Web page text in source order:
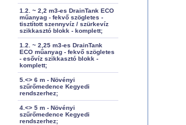
1.2. ~ 2,2 m3-es DrainTank ECO
műanyag - fekvő szögletes -
tisztított szennyvíz / szürkevíz
szikkasztó blokk - komplett;
1.2. ~ 2,25 m3-es DrainTank
ECO műanyag - fekvő szögletes
- esővíz szikkasztó blokk -
komplett;
5.<> 6 m - Növényi
szűrőmedence Kegyedi
rendszerhez;
4.<> 5 m - Növényi
szűrőmedence Kegyedi
rendszerhez;